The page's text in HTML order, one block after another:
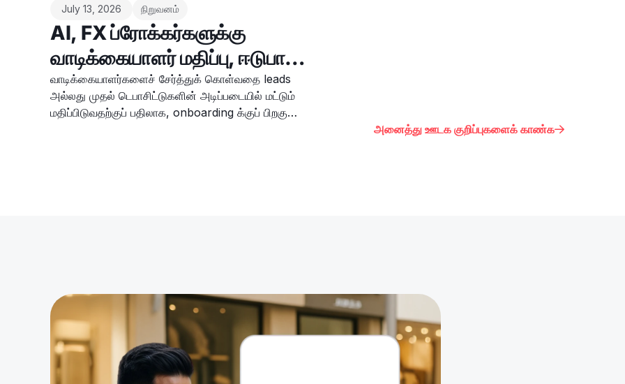
July 13, 2026 நிறுவனம்
AI, FX ப்ரோக்கர்களுக்கு
வாடிக்கையாளர் மதிப்பு, ஈடுபாடு
மற்றும் இழப்பை எவ்வாறு கணிக்க
உதவுகிறது
வாடிக்கையாளர்களைச் சேர்த்துக் கொள்வதை leads
அல்லது முதல் டெபாசிட்டுகளின் அடிப்படையில் மட்டும்
மதிப்பிடுவதற்குப் பதிலாக, onboarding க்குப் பிறகு
அனைத்து ஊடக குறிப்புகளைக் காண்க